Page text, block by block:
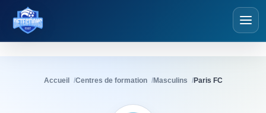
Détections Foot
Accueil Centres de formation Masculins Paris FC